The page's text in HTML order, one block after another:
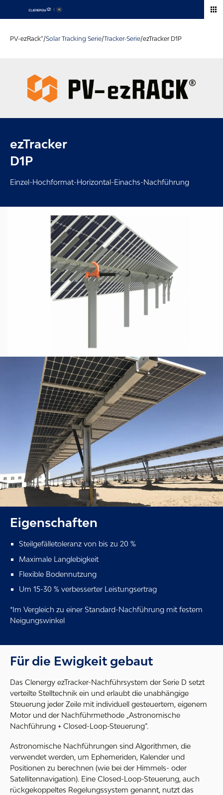
Inhalt
PV-ezRack®/Solar Tracking Serie/Tracker-Serie/ezTracker D1P
ezTracker
D1P
Einzel-Hochformat-Horizontal-Einachs-Nachführung
Eigenschaften
Steilgefälletoleranz von bis zu 20 %
Maximale Langlebigkeit
Flexible Bodennutzung
Um 15-30 % verbesserter Leistungsertrag
*Im Vergleich zu einer Standard-Nachführung mit festem
Neigungswinkel
Für die Ewigkeit gebaut
Das Clenergy ezTracker-Nachführsystem der Serie D setzt
verteilte Stelltechnik ein und erlaubt die unabhängige
Steuerung jeder Zeile mit individuell gesteuertem, eigenem
Motor und der Nachführmethode „Astronomische
Nachführung + Closed-Loop-Steuerung“.
Astronomische Nachführungen sind Algorithmen, die
verwendet werden, um Ephemeriden, Kalender und
Positionen zu berechnen (wie bei der Himmels- oder
Satellitennavigation). Eine Closed-Loop-Steuerung, auch
rückgekoppeltes Regelungssystem genannt, nutzt das